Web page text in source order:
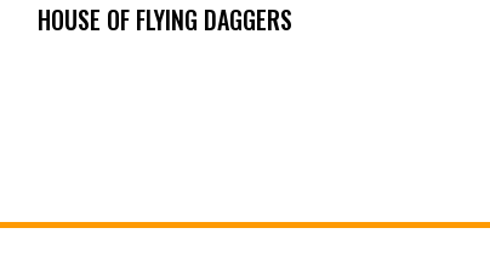
HOUSE OF FLYING DAGGERS